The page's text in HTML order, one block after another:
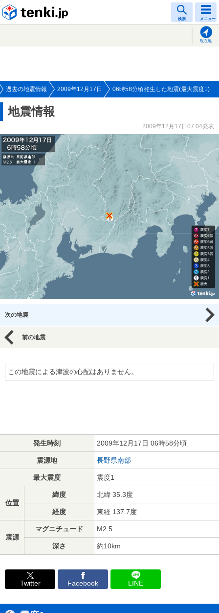
検索 メニュー
現在地
過去の地震情報 2009年12月17日 06時58分頃発生した地震(最大震度1)
地震情報
2009年12月17日07:04発表
次の地震
前の地震
この地震による津波の心配はありません。
発生時刻 2009年12月17日 06時58分頃
震源地 長野県南部
最大震度 震度1
位置
緯度 北緯 35.3度
経度 東経 137.7度
震源
マグニチュード M2.5
深さ 約10km
Twitter Facebook LINE